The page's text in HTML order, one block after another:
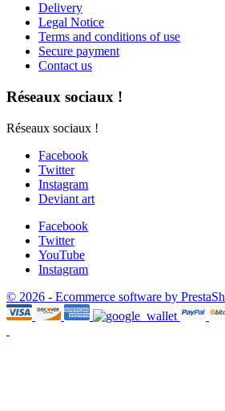
Delivery
Legal Notice
Terms and conditions of use
Secure payment
Contact us
Réseaux sociaux !
Réseaux sociaux !
Facebook
Twitter
Instagram
Deviant art
Facebook
Twitter
YouTube
Instagram
© 2026 - Ecommerce software by